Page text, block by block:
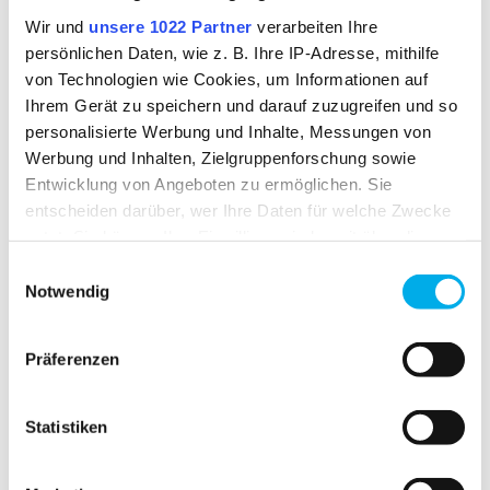
Wir und unsere 1022 Partner verarbeiten Ihre
persönlichen Daten, wie z. B. Ihre IP-Adresse, mithilfe
von Technologien wie Cookies, um Informationen auf
Ihrem Gerät zu speichern und darauf zuzugreifen und so
personalisierte Werbung und Inhalte, Messungen von
Werbung und Inhalten, Zielgruppenforschung sowie
Entwicklung von Angeboten zu ermöglichen. Sie
entscheiden darüber, wer Ihre Daten für welche Zwecke
Trigger Symbol ändern oder widerrufen
Informationen über Ihre geografische Lage
können
bestimmten Merkmalen (Fingerprinting) identifizieren
Notwendig
Präferenzen
Statistiken
Versorger (Gas, Strom, Wasser)
Wartung von Niederspannungsnetzen
VERFÜGBARKEIT
ab Lager verfügbar
MATERIAL
HABETEX® universal
Laminat:50% Aramid,50% Viskose